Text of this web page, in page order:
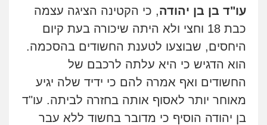
עו"ד בן בן יהודה, כי הקטינה הציגה עצמה
כבת 18 וחצי ולא היתה שיכורה בעת קיום
היחסים, שבוצעו לטענת החשודים בהסכמה.
הוא הדגיש כי היא עלתה לרכבם של
החשודים ואף אמרה להם כי ידיד שלה יגיע
מאוחר יותר לאסוף אותה בחזרה לביתה. עו"ד
בן יהודה הוסיף כי מדובר בחשוד ללא עבר